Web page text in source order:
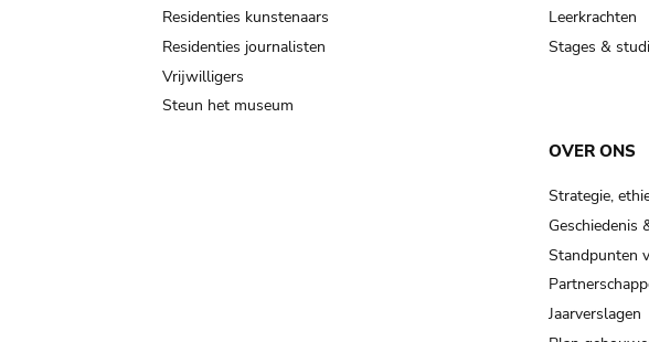
Residenties kunstenaars
Residenties journalisten
Vrijwilligers
Steun het museum
Leerkrachten
Stages &
OVER ONS
Strategie,
Geschiedenis
Standpunten
Jaarverslagen